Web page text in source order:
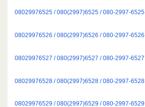
08029976525 / 080(2997)6525 / 080-2997-6525
08029976526 / 080(2997)6526 / 080-2997-6526
08029976527 / 080(2997)6527 / 080-2997-6527
08029976528 / 080(2997)6528 / 080-2997-6528
08029976529 / 080(2997)6529 / 080-2997-6529